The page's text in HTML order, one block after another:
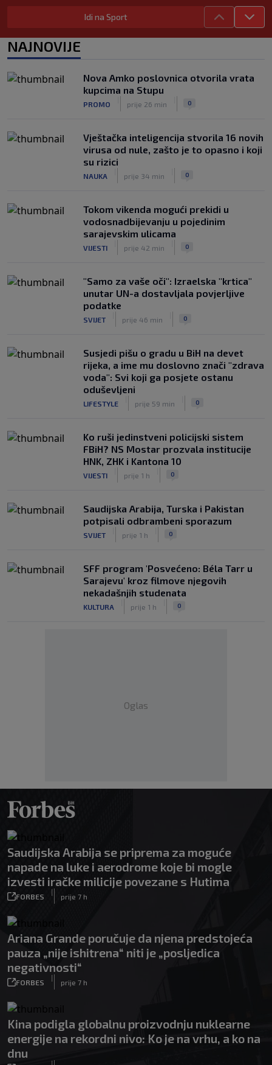
NOGOMET
Pravna bitka Luke Dončića i Anamarije
Goltes seli se u Sloveniju: Spominje se
čak 50 miliona dolara
Idi na Sport
NAJNOVIJE
Nova Amko poslovnica otvorila vrata
kupcima na Stupu
PROMO prije 26 min 0
Vještačka inteligencija stvorila 16 novih
virusa od nule, zašto je to opasno i koji
su rizici
NAUKA prije 34 min 0
Tokom vikenda mogući prekidi u
vodosnadbijevanju u pojedinim
sarajevskim ulicama
VIJESTI prije 42 min 0
"Samo za vaše oči": Izraelska "krtica"
unutar UN-a dostavljala povjerljive
podatke
SVIJET prije 46 min 0
Susjedi pišu o gradu u BiH na devet
rijeka, a ime mu doslovno znači "zdrava
voda": Svi koji ga posjete ostanu
oduševljeni
LIFESTYLE prije 59 min 0
Ko ruši jedinstveni policijski sistem
FBiH? NS Mostar prozvala institucije
HNK, ZHK i Kantona 10
VIJESTI prije 1 h 0
Saudijska Arabija, Turska i Pakistan
potpisali odbrambeni sporazum
SVIJET prije 1 h 0
SFF program 'Posvećeno: Béla Tarr u
Sarajevu' kroz filmove njegovih
nekadašnjih studenata
KULTURA prije 1 h 0
Oglas
Saudijska Arabija se priprema za moguće
napade na luke i aerodrome koje bi mogle
izvesti iračke milicije povezane s Hutima
FORBES
|
prije 7 h
Ariana Grande poručuje da njena predstojeća
pauza „nije ishitrena“ niti je „posljedica
negativnosti“
FORBES
|
prije 7 h
Kina podigla globalnu proizvodnju nuklearne
energije na rekordni nivo: Ko je na vrhu, a ko na
dnu
|